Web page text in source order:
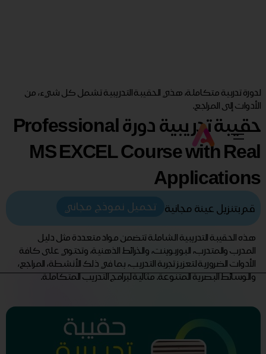
لدورة تدربية متكاملة، هذي الحقيبة التدريبية تشمل كل شيء، من
الأدوات إلى المراجع.
حقيبة تدريبية دورة Professional
MS EXCEL Course with Real
Applications
قم بتنزيل عينة مجانية تحميل نموذج مجاني
هذه الحقيبة التدريبية الشاملة تتضمن مواد متعددة مثل دليل
المدرب والمتدرب، البوربوينت، والخرائط الذهنية، وتحتوي على كافة
الأدوات الضرورية لتعزيز تجربة التدريب، بما في ذلك الأنشطة، المراجع،
والوسائط البصرية المتنوعة. مثالية لبرامج التدريب المتكاملة.